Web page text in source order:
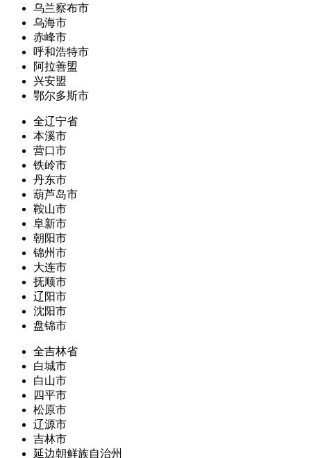
乌兰察布市
乌海市
赤峰市
呼和浩特市
阿拉善盟
兴安盟
鄂尔多斯市
全辽宁省
本溪市
营口市
铁岭市
丹东市
葫芦岛市
鞍山市
阜新市
朝阳市
锦州市
大连市
抚顺市
辽阳市
沈阳市
盘锦市
全吉林省
白城市
白山市
四平市
松原市
辽源市
吉林市
延边朝鲜族自治州